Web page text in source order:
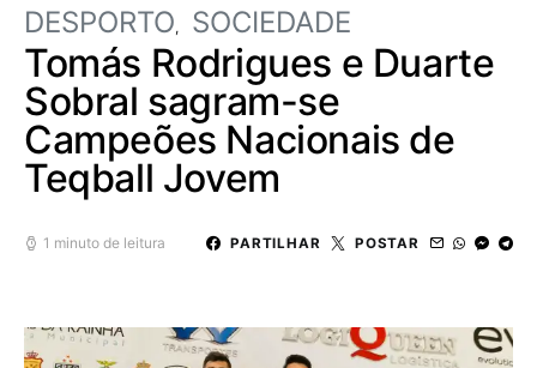
DESPORTO SOCIEDADE
Tomás Rodrigues e Duarte
Sobral sagram-se
Campeões Nacionais de
Teqball Jovem
1 minuto de leitura PARTILHAR POSTAR